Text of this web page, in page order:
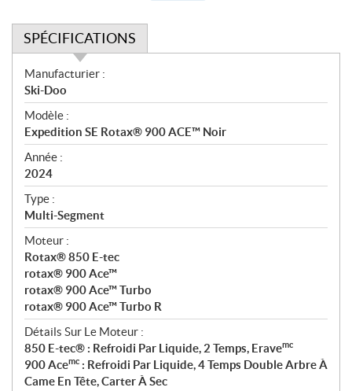
SPÉCIFICATIONS
S
p
é
c
i
f
i
c
a
t
i
o
n
s
Manufacturier :
Ski-Doo
Modèle :
Expedition SE Rotax® 900 ACE™ Noir
Année :
2024
Type :
Multi-Segment
Moteur :
Rotax® 850 E-tec
rotax® 900 Ace™
rotax® 900 Ace™ Turbo
rotax® 900 Ace™ Turbo R
Détails Sur Le Moteur :
850 E-tec® : Refroidi Par Liquide, 2 Temps, Eravemc
900 Acemc : Refroidi Par Liquide, 4 Temps Double Arbre À
Came En Tête, Carter À Sec